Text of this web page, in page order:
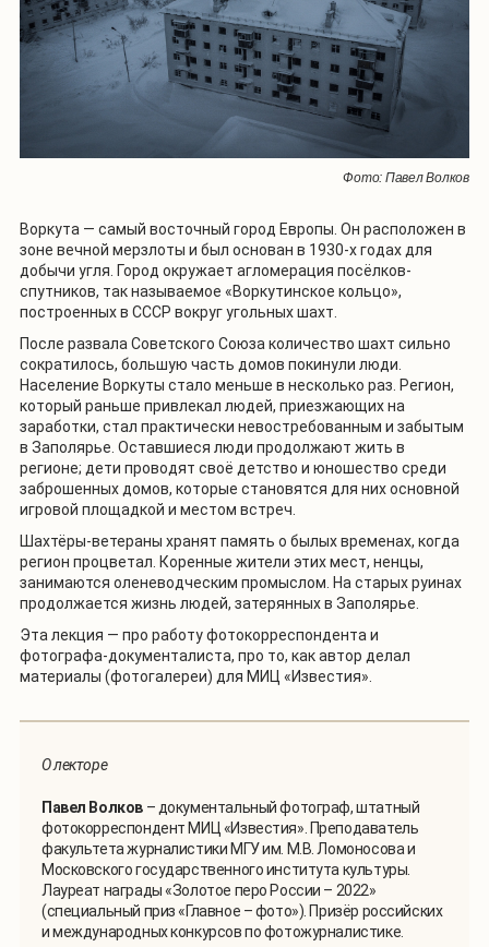
Фото: Павел Волков
Воркута — самый восточный город Европы. Он расположен в
зоне вечной мерзлоты и был основан в 1930-х годах для
добычи угля. Город окружает агломерация посёлков-
спутников, так называемое «Воркутинское кольцо»,
построенных в СССР вокруг угольных шахт.
После развала Советского Союза количество шахт сильно
сократилось, большую часть домов покинули люди.
Население Воркуты стало меньше в несколько раз. Регион,
который раньше привлекал людей, приезжающих на
заработки, стал практически невостребованным и забытым
в Заполярье. Оставшиеся люди продолжают жить в
регионе; дети проводят своё детство и юношество среди
заброшенных домов, которые становятся для них основной
игровой площадкой и местом встреч.
Шахтёры-ветераны хранят память о былых временах, когда
регион процветал. Коренные жители этих мест, ненцы,
занимаются оленеводческим промыслом. На старых руинах
продолжается жизнь людей, затерянных в Заполярье.
Эта лекция — про работу фотокорреспондента и
фотографа-документалиста, про то, как автор делал
материалы (фотогалереи) для МИЦ «Известия».
О лекторе
Павел Волков – документальный фотограф, штатный
фотокорреспондент МИЦ «Известия». Преподаватель
факультета журналистики МГУ им. М.В. Ломоносова и
Московского государственного института культуры.
Лауреат награды «Золотое перо России – 2022»
(специальный приз «Главное – фото»). Призёр российских
и международных конкурсов по фотожурналистике.